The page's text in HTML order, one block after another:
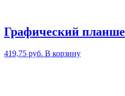
Графический
419,75 руб. В корзину